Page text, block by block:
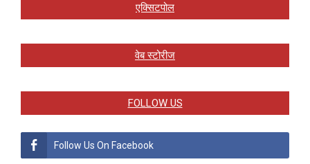
एक्सिटपोल
वेब स्टोरीज
FOLLOW US
Follow Us On Facebook